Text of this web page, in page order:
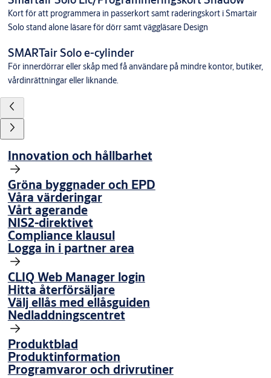
Kort för att programmera in passerkort samt raderingskort i Smartair
Solo stand alone läsare för dörr samt väggläsare Design
SMARTair Solo e-cylinder
För innerdörrar eller skåp med få användare på mindre kontor, butiker,
vårdinrättningar eller liknande.
Innovation och hållbarhet
Gröna byggnader och EPD
Våra värderingar
Vårt agerande
NIS2-direktivet
Compliance klausul
Logga in i partner area
CLIQ Web Manager login
Hitta återförsäljare
Välj ellås med ellåsguiden
Nedladdningscentret
Produktblad
Produktinformation
Programvaror och drivrutiner